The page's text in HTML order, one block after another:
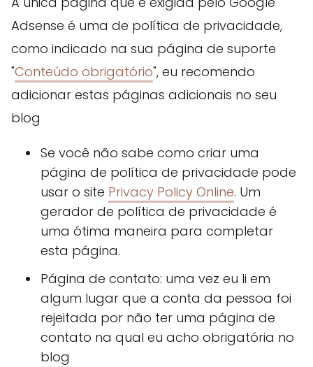
Adsense é uma de política de privacidade,
como indicado na sua página de suporte
"Conteúdo obrigatório", eu recomendo
adicionar estas páginas adicionais no seu
blog
Se você não sabe como criar uma
página de política de privacidade pode
usar o site Privacy Policy Online. Um
gerador de política de privacidade é
uma ótima maneira para completar
esta página.
Página de contato: uma vez eu li em
algum lugar que a conta da pessoa foi
rejeitada por não ter uma página de
contato na qual eu acho obrigatória no
blog